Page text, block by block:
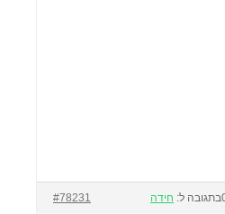
בתגובה ל: חידה #78231